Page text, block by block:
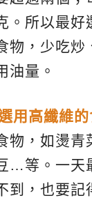
。所以最好
物，少吃炒
油量。
用高纖維的
物，如燙青
…等。一天
到，也要記